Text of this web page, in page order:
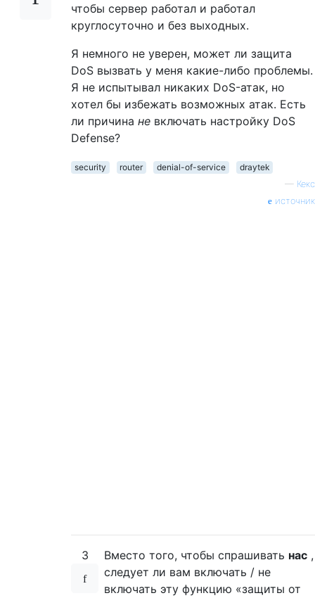
чтобы сервер работал и работал
круглосуточно и без выходных.
Я немного не уверен, может ли защита
DoS вызвать у меня какие-либо проблемы.
Я не испытывал никаких DoS-атак, но
хотел бы избежать возможных атак. Есть
ли причина не включать настройку DoS
Defense?
security router denial-of-service
draytek
— Кекс
источник
3 Вместо того, чтобы спрашивать нас ,
следует ли вам включать / не
включать эту функцию «защиты от